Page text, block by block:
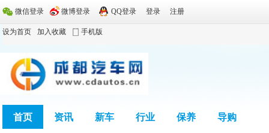
微信登录 微博登录 QQ登录 登录 注册
设为首页 加入收藏 手机版
首页 资讯 新车 行业 保养 导购